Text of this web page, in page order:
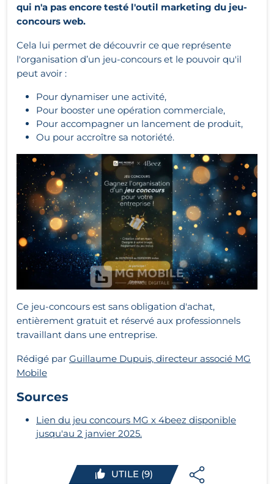
qui n'a pas encore testé l'outil marketing du jeu-
concours web.
Cela lui permet de découvrir ce que représente
l'organisation d’un jeu-concours et le pouvoir qu'il
peut avoir :
Pour dynamiser une activité,
Pour booster une opération commerciale,
Pour accompagner un lancement de produit,
Ou pour accroître sa notoriété.
Ce jeu-concours est sans obligation d'achat,
entièrement gratuit et réservé aux professionnels
travaillant dans une entreprise.
Rédigé par Guillaume Dupuis, directeur associé MG
Mobile
Sources
Lien du jeu concours MG x 4beez disponible
jusqu'au 2 janvier 2025.
UTILE (9)